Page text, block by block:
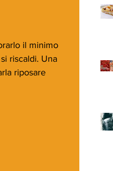
il minimo
riscaldi. Una
riposare